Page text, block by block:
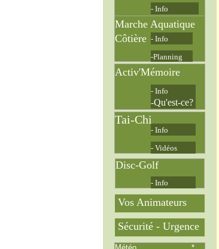
Tai-Chi
Activ'Mémoire
-Planning
- Info
Vos Animateurs
- Info
- Info
Marche Aquatique
Côtière
- Vidéos
-Qu'est-ce?
- Info
Disc-Golf
- Info
Sécurité - Urgence